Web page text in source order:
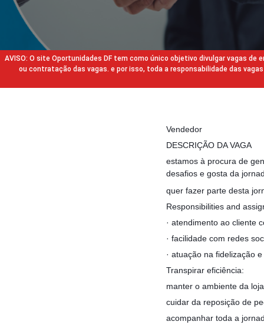
AVISO: O site Oportunidades DF tem como único objetivo divulgar vagas
ou contratação das vagas. e por isso, toda a responsabilidade das
Vendedor
DESCRIÇÃO DA VAGA
estamos à procura de
desafios e gosta da
quer fazer parte desta
Responsibilities and
· atendimento ao cliente
· facilidade com redes
· atuação na fidelização
Transpirar eficiência:
manter o ambiente da
cuidar da reposição de
acompanhar toda a